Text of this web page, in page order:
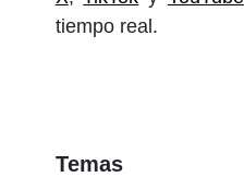
tiempo real.
Temas